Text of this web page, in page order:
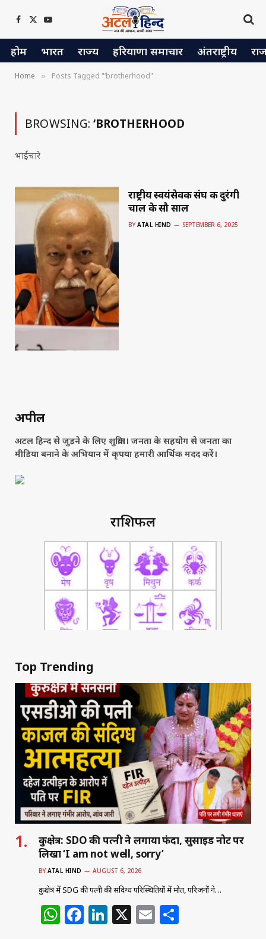
Facebook
X
(Twitter)
YouTube
होम भारत राज्य हरियाणा समाचार अंतराष्ट्रीय
Home » Posts Tagged "‘brotherhood"
BROWSING: ‘BROTHERHOOD
भाईचारे
राष्ट्रीय स्वयंसेवक संघ की दुरंगी
चाल के सौ साल
BY ATAL HIND SEPTEMBER 6, 2025
अपील
अटल हिन्द से जुड़ने के लिए शुक्रिया। जनता के सहयोग से जनता का
मीडिया बनाने के अभियान में कृपया हमारी आर्थिक मदद करें।
राशिफल
Top Trending
कुरुक्षेत्र: SDO की पत्नी ने लगाया फंदा, सुसाइड नोट पर
लिखा ‘I am not well, sorry’
BY ATAL HIND AUGUST 6, 2026
कुरुक्षेत्र में SDG की पत्नी की संदिग्ध परिस्थितियों में मौत, परिजनों ने…
W F Li X E